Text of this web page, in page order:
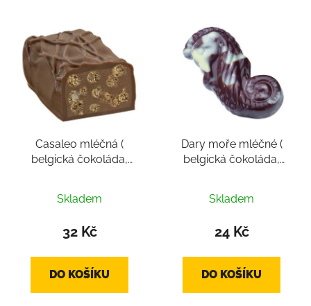
Casaleo mléčná (
belgická čokoláda,
Skladem
32 Kč
DO KOŠÍKU
Dary moře mléčné (
belgická čokoláda,
Skladem
24 Kč
DO KOŠÍKU